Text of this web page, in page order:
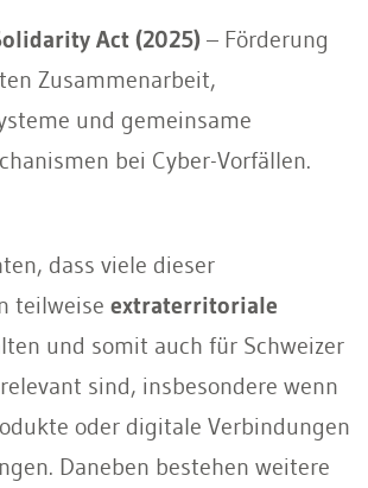
Act (2025) – Förderung
Zusammenarbeit,
und gemeinsame
bei Cyber-Vorfällen.
dass viele dieser
teilweise extraterritoriale
und somit auch für Schweizer
sind, insbesondere wenn
oder digitale Verbindungen
Daneben bestehen weitere